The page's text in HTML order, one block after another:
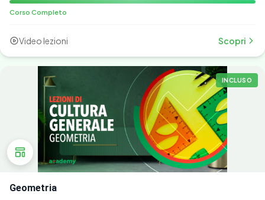
Corso Completo
Video lezioni Scopri
INCLUSO
Geometria